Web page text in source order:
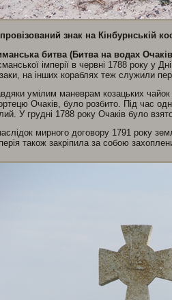
знак на Кінбурнській
битва (Битва на водах
імперії в червні 1788 року у
на інших кораблях теж служили
умілим маневрам козацьких
Очаків, було розбито. Під час
У грудні 1788 року Очаків було
мирного договору 1791 року
також закріпила за собою